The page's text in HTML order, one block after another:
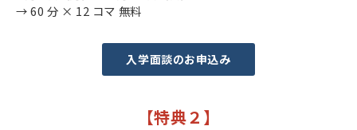
→ 60 分 × 12 コマ 無料
入学面談のお申込み
【特典２】